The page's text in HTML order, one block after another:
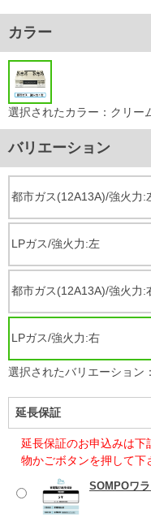
カラー
選択されたカラー：クリー
バリエーション
都市ガス(12A13A)/強火力:
LPガス/強火力:左
都市ガス(12A13A)/強火力:
LPガス/強火力:右
選択されたバリエーション
延長保証
延長保証のお申込みは
物かごボタンを押して下
SOMPOワ